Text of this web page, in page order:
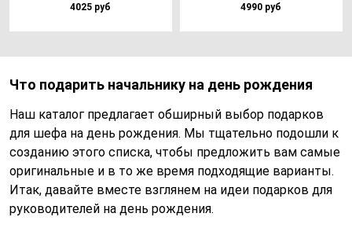
4025 руб 4990 руб
Что подарить начальнику на день рождения
Наш каталог предлагает обширный выбор подарков
для шефа на день рождения. Мы тщательно подошли к
созданию этого списка, чтобы предложить вам самые
оригинальные и в то же время подходящие варианты.
Итак, давайте вместе взглянем на идеи подарков для
руководителей на день рождения.